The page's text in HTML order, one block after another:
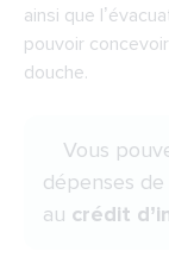
ainsi que
pouvoir
douche.
Vous
dépenses
au crédit